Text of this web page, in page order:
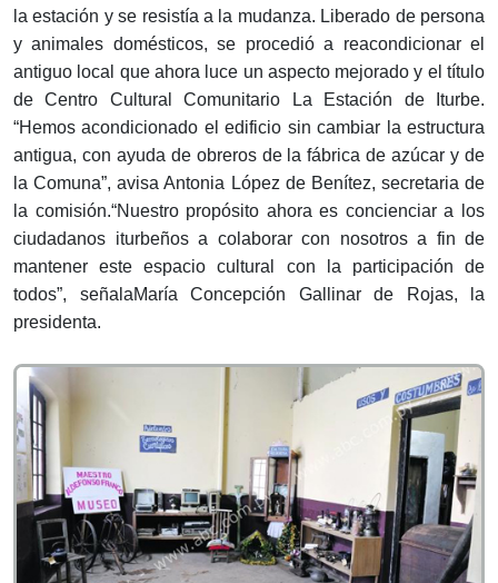
la estación y se resistía a la mudanza. Liberado de persona
y animales domésticos, se procedió a reacondicionar el
antiguo local que ahora luce un aspecto mejorado y el título
de Centro Cultural Comunitario La Estación de Iturbe.
“Hemos acondicionado el edificio sin cambiar la estructura
antigua, con ayuda de obreros de la fábrica de azúcar y de
la Comuna”, avisa Antonia López de Benítez, secretaria de
la comisión.“Nuestro propósito ahora es concienciar a los
ciudadanos iturbeños a colaborar con nosotros a fin de
mantener este espacio cultural con la participación de
todos”, señalaMaría Concepción Gallinar de Rojas, la
presidenta.